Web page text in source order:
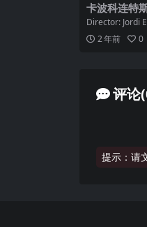
卡波科连特
orias de
es.2020
Director: Jordi
· · · · · ...
2 年前 0
评论
提示：请